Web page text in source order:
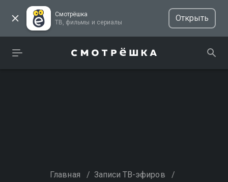
Смотрёшка
ТВ, фильмы и сериалы
Открыть
Главная / Записи ТВ-эфиров /